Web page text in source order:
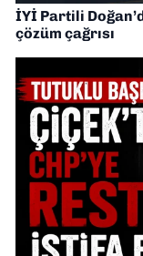
İYİ Partili
çözüm çağrısı